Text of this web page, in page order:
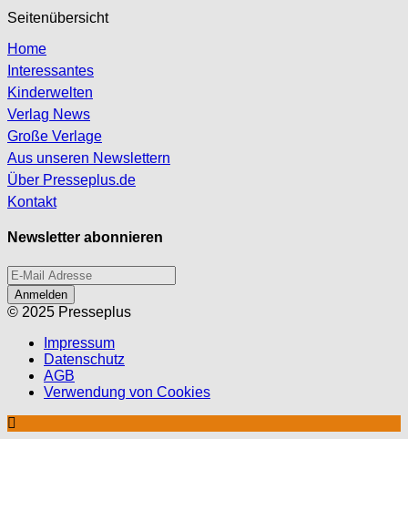
Seitenübersicht
Home
Interessantes
Kinderwelten
Verlag News
Große Verlage
Aus unseren Newslettern
Über Presseplus.de
Kontakt
Newsletter abonnieren
Anmelden
© 2025 Presseplus
Impressum
Datenschutz
AGB
Verwendung von Cookies